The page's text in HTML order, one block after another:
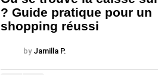
? Guide pratique pour un
shopping réussi
by Jamilla P.